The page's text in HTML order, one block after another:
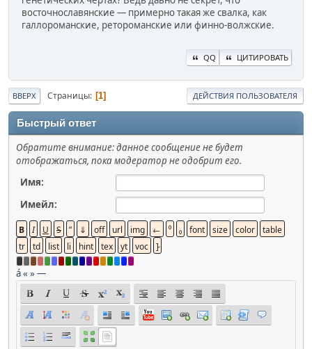
восточнославянские — примерно такая же свалка, как
галлороманские, ретороманские или финно-волжские.
QQ ЦИТИРОВАТЬ
ВВЕРХ Страницы 1 ДЕЙСТВИЯ ПОЛЬЗОВАТЕЛЯ
Быстрый ответ
Обратите внимание: данное сообщение не будет
отображаться, пока модератор не одобрит его.
Имя:
Имейл:
á« »—